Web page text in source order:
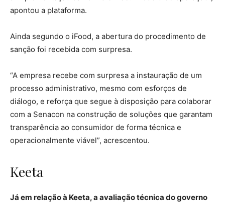
apontou a plataforma.
Ainda segundo o iFood, a abertura do procedimento de
sanção foi recebida com surpresa.
“A empresa recebe com surpresa a instauração de um
processo administrativo, mesmo com esforços de
diálogo, e reforça que segue à disposição para colaborar
com a Senacon na construção de soluções que garantam
transparência ao consumidor de forma técnica e
operacionalmente viável”, acrescentou.
Keeta
Já em relação à Keeta, a avaliação técnica do governo